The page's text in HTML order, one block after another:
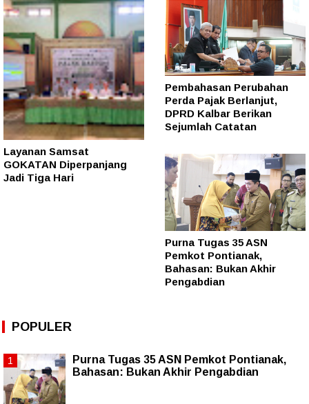
Layanan Samsat
GOKATAN Diperpanjang
Jadi Tiga Hari
Pembahasan Perubahan
Perda Pajak Berlanjut,
DPRD Kalbar Berikan
Sejumlah Catatan
Purna Tugas 35 ASN
Pemkot Pontianak,
Bahasan: Bukan Akhir
Pengabdian
POPULER
Purna Tugas 35 ASN Pemkot Pontianak,
Bahasan: Bukan Akhir Pengabdian